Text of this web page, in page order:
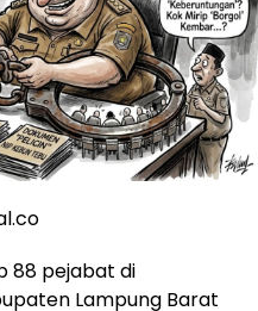
88 pejabat di
Lampung Barat